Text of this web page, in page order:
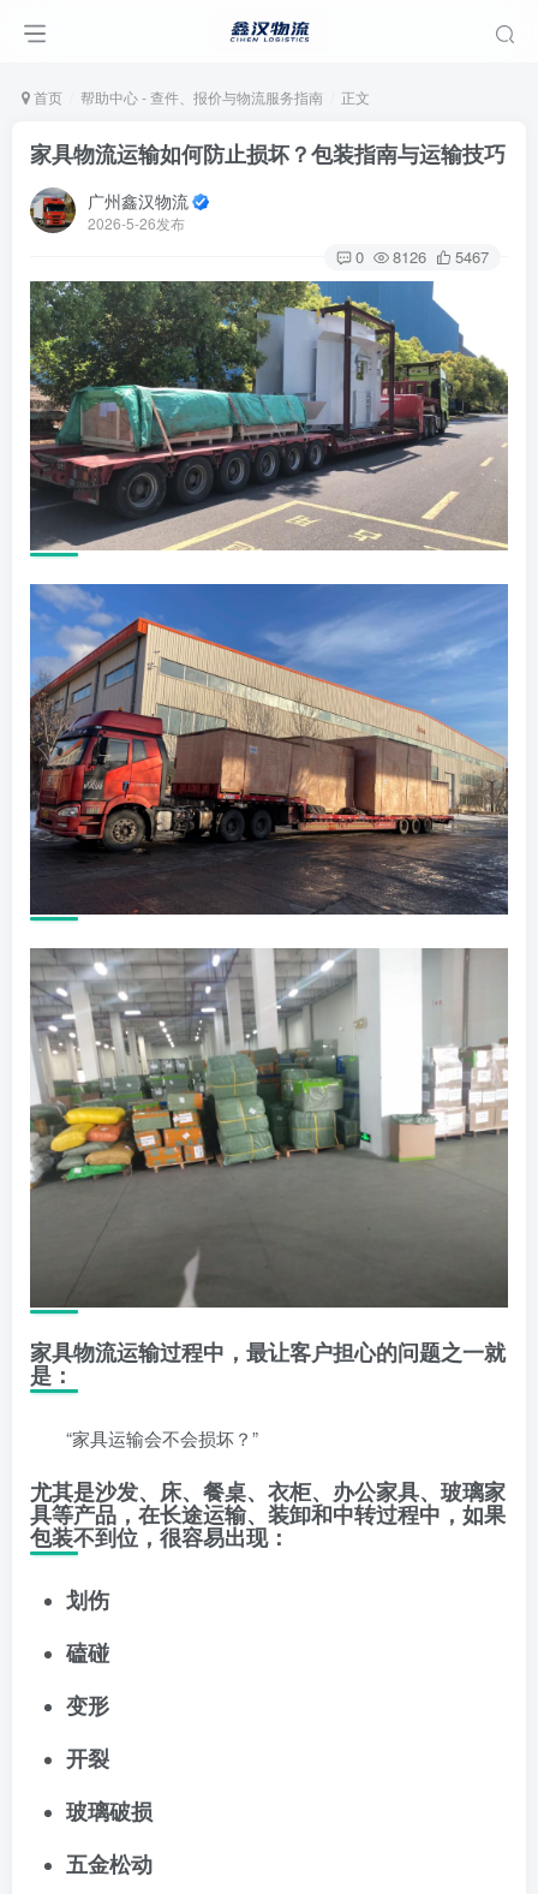
首页 帮助中心 - 查件、报价与物流服务指南 正文
家具物流运输如何防止损坏？包装指南与运输技巧
广州鑫汉物流
2026-5-26发布
0 8126 5467
家具物流运输过程中，最让客户担心的问题之一就
是：
“家具运输会不会损坏？”
尤其是沙发、床、餐桌、衣柜、办公家具、玻璃家
具等产品，在长途运输、装卸和中转过程中，如果
包装不到位，很容易出现：
划伤
磕碰
变形
开裂
玻璃破损
五金松动